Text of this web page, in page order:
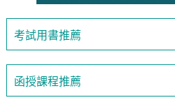
考試用書推薦
函授課程推薦